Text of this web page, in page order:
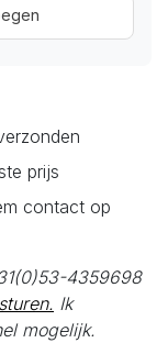
prijs
contact op
4359698
Ik
mogelijk.